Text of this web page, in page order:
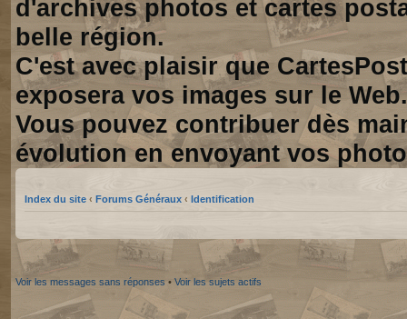
d'archives photos et cartes
belle région.
C'est avec plaisir que
exposera vos images sur le Web.
Vous pouvez contribuer dès
évolution en envoyant vos
Index du site ‹ Forums Généraux ‹ Identification
Voir les messages sans réponses • Voir les sujets actifs